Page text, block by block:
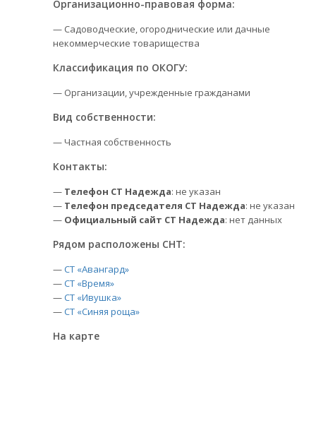
Организационно-правовая форма:
— Садоводческие, огороднические или дачные
некоммерческие товарищества
Классификация по ОКОГУ:
— Организации, учрежденные гражданами
Вид собственности:
— Частная собственность
Контакты:
— Телефон СТ Надежда: не указан
— Телефон председателя СТ Надежда: не указан
— Официальный сайт СТ Надежда: нет данных
Рядом расположены СНТ:
—СТ «Авангард»
—СТ «Время»
—СТ «Ивушка»
—СТ «Синяя роща»
На карте